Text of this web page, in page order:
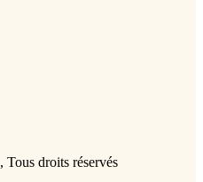
, Tous droits réservés